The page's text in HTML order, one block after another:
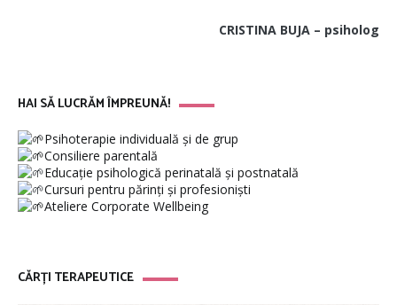
CRISTINA BUJA – psiholog
HAI SĂ LUCRĂM ÎMPREUNĂ!
Psihoterapie individuală și de grup
Consiliere parentală
Educație psihologică perinatală și postnatală
Cursuri pentru părinți și profesioniști
Ateliere Corporate Wellbeing
CĂRȚI TERAPEUTICE